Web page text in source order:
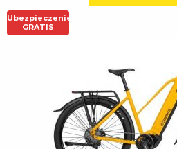
Ubezpieczenie
GRATIS